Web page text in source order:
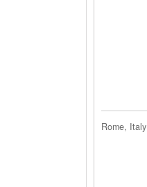
Rome, Italy